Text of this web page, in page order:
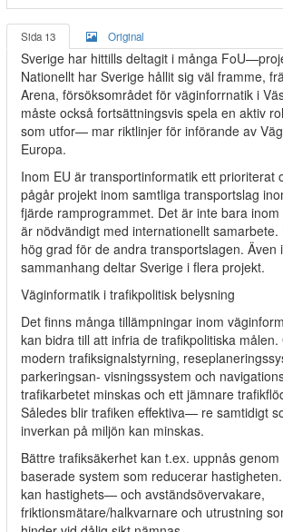
Sida 13 Original
Sverige har hittills deltagit i många
Nationellt har Sverige hållit sig väl framme,
Arena, försöksområdet för väginforrnatik i
måste också fortsättningsvis spela en aktiv
som utfor— mar riktlinjer för införande av
Europa.
Inom EU är transportinformatik ett prioriterat
pågår projekt inom samtliga transportslag
fjärde ramprogrammet. Det är inte bara
är nödvändigt med internationellt samarbete.
hög grad för de andra transportslagen. Även
sammanhang deltar Sverige i flera projekt.
Väginformatik i trafikpolitisk belysning
Det finns många tillämpningar inom
kan bidra till att infria de trafikpolitiska målen.
modern trafiksignalstyrning,
parkeringsan- visningssystem och
trafikarbetet minskas och ett jämnare
Således blir trafiken effektiva— re samtidigt
inverkan på miljön kan minskas.
Bättre trafiksäkerhet kan t.ex. uppnås
baserade system som reducerar
kan hastighets— och avständsövervakare,
friktionsmätare/halkvarnare och utrustning